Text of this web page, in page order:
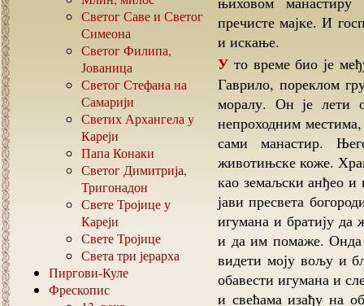
Светог Саве и Светог
Симеона
Светог Филипа,
Јованица
Светог Стефана на
Самарији
Светих Архангела у
Кареји
Папа Конаки
Светог Димитрија,
Тригонадон
Свете Тројице у
Кареји
Свете Тројице
Света три јерарха
Пиргови-Куле
Фрескопис
пречисте мајке. И
и искање.
У то време био је међу ивиронским монасима један монах по имену
Гаврило, пореклом
моралу. Он је лети
непроходним
сами манастир.
животињске коже.
као земаљски анђео
јави пресвета
игумана и братију да
и да им помаже. Онда
видети моју вољу и
обавести игумана и
и свећама изађу на